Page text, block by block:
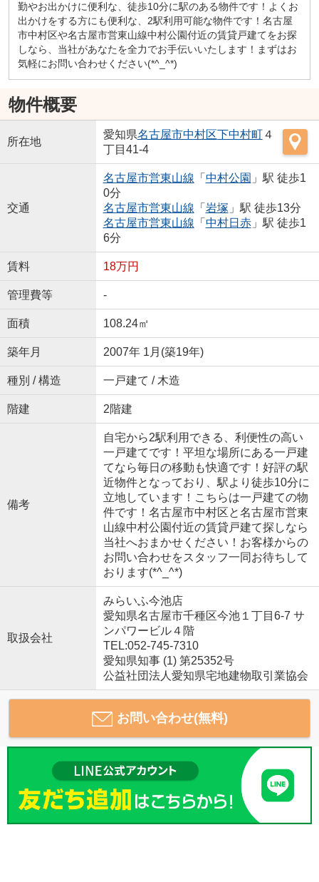
勤やお出かけに便利な、徒歩10分に駅のある物件です！よくお
出かけをする方にも便利な、2駅利用可能な物件です！名古屋
市中村区や名古屋市営東山線中村公園付近の賃貸戸建てをお探
しなら、当社があなたを全力でお手伝いいたします！まずはお
気軽にお問い合わせください(*^_^*)
物件概要
所在地
愛知県名古屋市中村区下中村町４
丁目41-4
交通
名古屋市営東山線 「 中村公園 」駅 徒歩1
0分
名古屋市営東山線 「 岩塚 」駅 徒歩13分
名古屋市営東山線 「 中村日赤」駅 徒歩1
6分
賃料 18万円
管理費等 -
面積 108.24㎡
築年月 2007年 1月(築19年)
種別 / 構造 一戸建て / 木造
階建 2階建
備考
自宅から2駅利用できる、利便性の高い
一戸建てです！平坦な場所にある一戸建
てなら毎日の移動も快適です！好評の駅
近物件となっており、駅より徒歩10分に
立地しています！こちらは一戸建ての物
件です！名古屋市中村区と名古屋市営東
山線中村公園付近の賃貸戸建て探しなら
当社へおまかせください！お客様からの
お問い合わせをスタッフ一同お待ちして
おります(*^_^*)
取扱会社
みらいふ今池店
愛知県名古屋市千種区今池１丁目6-7 サ
ンパワービル４階
TEL:052-745-7310
愛知県知事 (1) 第25352号
公益社団法人愛知県宅地建物取引業協会
お問い合わせ(無料)